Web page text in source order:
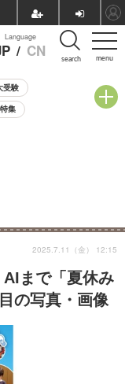
menu
Language
/ CN search
受験
集
AIまで「夏休み
の写真・画像
2025.7.11（金） 12:15